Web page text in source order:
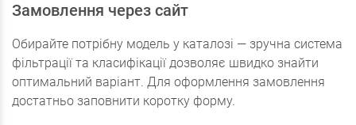
Замовлення через сайт
Обирайте потрібну модель у каталозі — зручна система
фільтрації та класифікації дозволяє швидко знайти
оптимальний варіант. Для оформлення замовлення
достатньо заповнити коротку форму.